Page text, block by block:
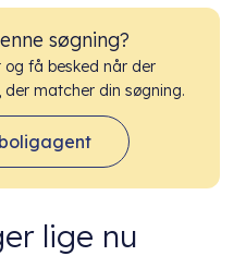
søgning?
få besked når der
der matcher din søgning.
lige nu